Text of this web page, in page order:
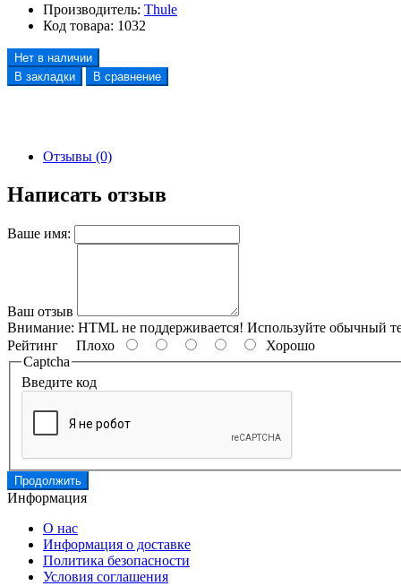
Производитель: Thule
Код товара: 1032
Нет в наличии
В закладки
В сравнение
Отзывы (0)
Написать отзыв
Ваше имя:
Ваш отзыв
Внимание: HTML не поддерживается! Используйте обычный
Рейтинг Плохо
Хорошо
Captcha
Введите код
Продолжить
Информация
О нас
Информация о доставке
Политика безопасности
Условия соглашения